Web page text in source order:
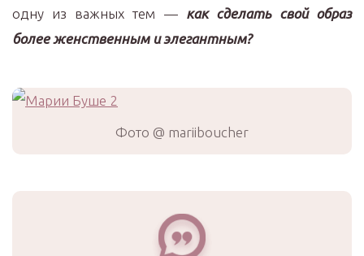
одну из важных тем — как сделать свой образ
более женственным и элегантным?
Фото @ mariiboucher